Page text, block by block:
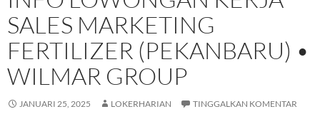
SALES MARKETING
FERTILIZER (PEKANBARU) •
WILMAR GROUP
JANUARI 25, 2025 LOKERHARIAN TINGGALKAN KOMENTAR